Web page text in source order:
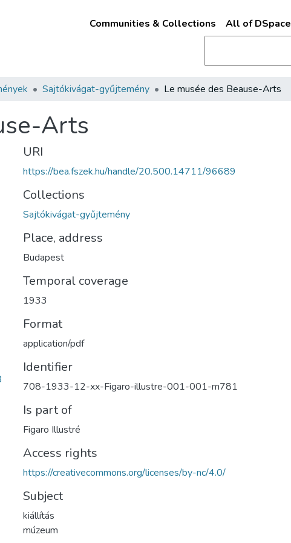
Communities & Collections All of DSpace
Sajtókivágat-gyűjtemény Le musée des Beause-Arts
Arts
URI
https://bea.fszek.hu/handle/20.500.14711/96689
Collections
Sajtókivágat-gyűjtemény
Place, address
Budapest
Temporal coverage
1933
Format
application/pdf
Identifier
708-1933-12-xx-Figaro-illustre-001-001-m781
Is part of
Figaro Illustré
Access rights
https://creativecommons.org/licenses/by-nc/4.0/
Subject
kiállítás
múzeum